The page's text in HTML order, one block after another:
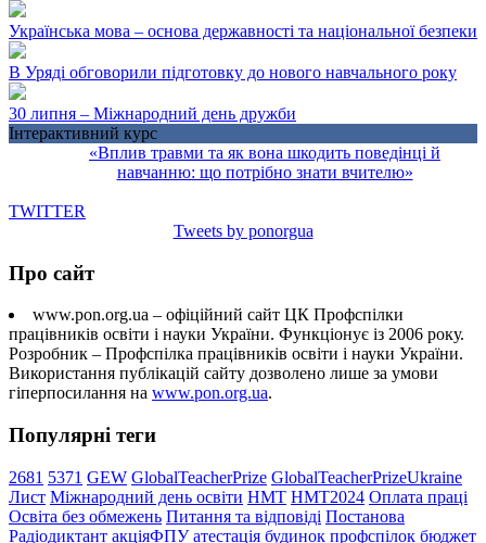
Українська мова – основа державності та національної безпеки
В Уряді обговорили підготовку до нового навчального року
30 липня – Міжнародний день дружби
Інтерактивний курс
«Вплив травми та як вона шкодить поведінці й
навчанню: що потрібно знати вчителю»
TWITTER
Tweets by ponorgua
Про сайт
www.pon.org.ua – офіційний сайт ЦК Профспілки
працівників освіти і науки України. Функціонує із 2006 року.
Розробник – Профспілка працівників освіти і науки України.
Використання публікацій сайту дозволено лише за умови
гіперпосилання на www.pon.org.ua.
Популярні теги
2681 5371 GEW GlobalTeacherPrize GlobalTeacherPrizeUkraine
Лист Міжнародний день освіти НМТ НМТ2024 Оплата праці
Освіта без обмежень Питання та відповіді Постанова
Радіодиктант акціяФПУ атестація будинок профспілок бюджет